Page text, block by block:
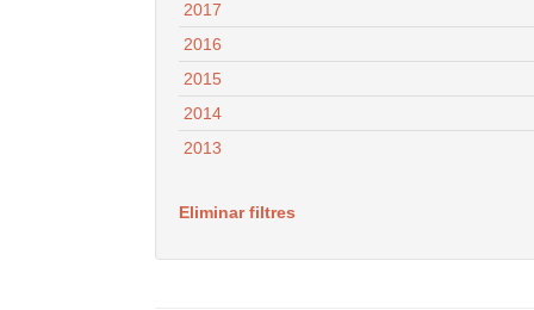
2017
2016
2015
2014
2013
Eliminar filtres